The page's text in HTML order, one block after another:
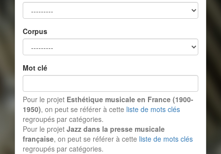
Corpus
Mot clé
Pour le projet Esthétique musicale en France (1900-
1950), on peut se référer à cette liste de mots clés
regroupés par catégories.
Pour le projet Jazz dans la presse musicale
française, on peut se référer à cette liste de mots clés
regroupés par catégories.